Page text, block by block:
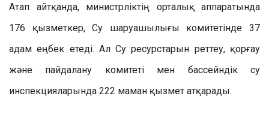
Атап айтқанда, министрліктің орталық аппаратында
176 қызметкер, Су шаруашылығы комитетінде 37
адам еңбек етеді. Ал Су ресурстарын реттеу, қорғау
және пайдалану комитеті мен бассейндік су
инспекцияларында 222 маман қызмет атқарады.